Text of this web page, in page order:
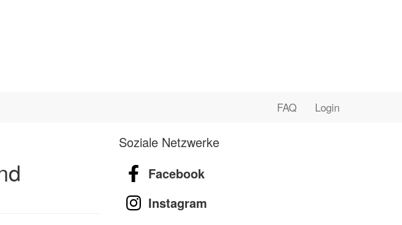
FAQ Login
Soziale Netzwerke
Facebook
Instagram